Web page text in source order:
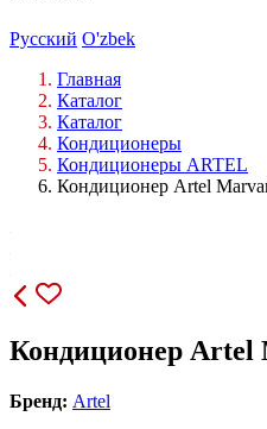
Русский O'zbek
Главная
Каталог
Каталог
Кондиционеры
Кондиционеры ARTEL
Кондиционер Artel
Кондиционер Artel
Бренд: Artel